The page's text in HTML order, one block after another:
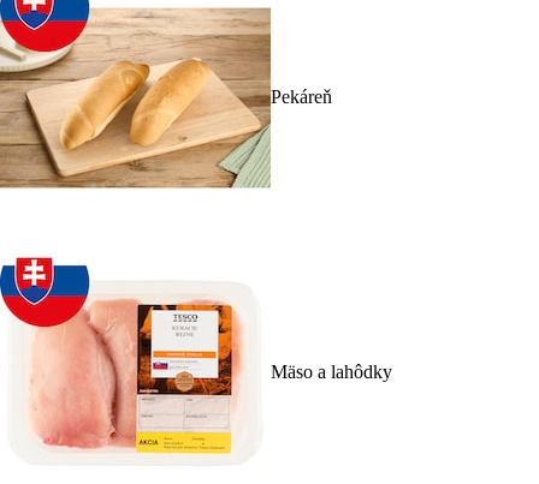
Pekáreň
Mäso a lahôdky